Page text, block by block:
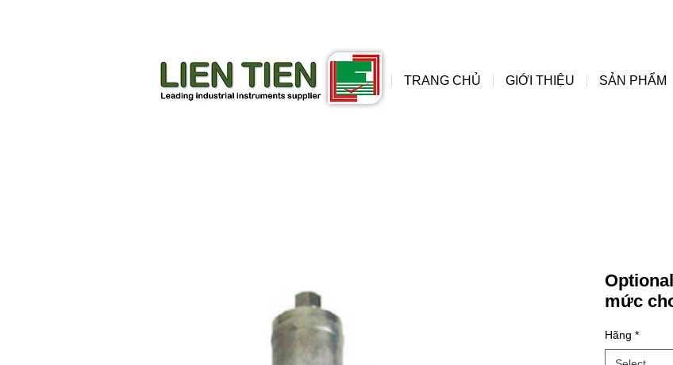
đồng hồ áp suất
TRANG CHỦ GIỚI THIỆU SẢN PHẨM
mức
Hãng *